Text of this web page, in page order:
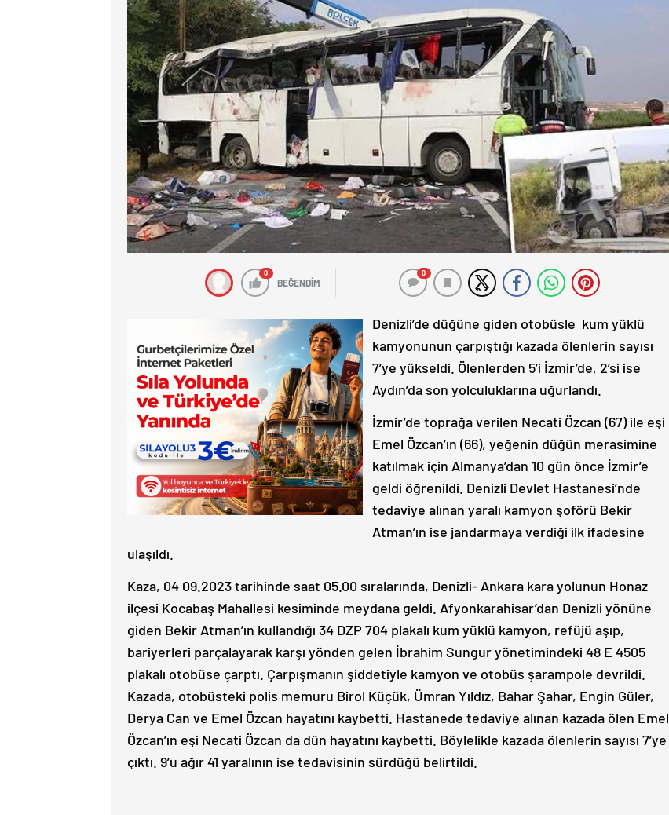
0
BEĞENDİM
0
Denizli’de düğüne giden otobüsle kum yüklü
kamyonunun çarpıştığı kazada ölenlerin sayısı
7’ye yükseldi. Ölenlerden 5’i İzmir’de, 2’si ise
Aydın’da son yolculuklarına uğurlandı.
İzmir’de toprağa verilen Necati Özcan (67) ile eşi
Emel Özcan’ın (66), yeğenin düğün merasimine
katılmak için Almanya’dan 10 gün önce İzmir’e
geldi öğrenildi. Denizli Devlet Hastanesi’nde
tedaviye alınan yaralı kamyon şoförü Bekir
Atman’ın ise jandarmaya verdiği ilk ifadesine
ulaşıldı.
Kaza, 04 09.2023 tarihinde saat 05.00 sıralarında, Denizli- Ankara kara yolunun Honaz
ilçesi Kocabaş Mahallesi kesiminde meydana geldi. Afyonkarahisar’dan Denizli yönüne
giden Bekir Atman’ın kullandığı 34 DZP 704 plakalı kum yüklü kamyon, refüjü aşıp,
bariyerleri parçalayarak karşı yönden gelen İbrahim Sungur yönetimindeki 48 E 4505
plakalı otobüse çarptı. Çarpışmanın şiddetiyle kamyon ve otobüs şarampole devrildi.
Kazada, otobüsteki polis memuru Birol Küçük, Ümran Yıldız, Bahar Şahar, Engin Güler,
Derya Can ve Emel Özcan hayatını kaybetti. Hastanede tedaviye alınan kazada ölen Emel
Özcan’ın eşi Necati Özcan da dün hayatını kaybetti. Böylelikle kazada ölenlerin sayısı 7’ye
çıktı. 9’u ağır 41 yaralının ise tedavisinin sürdüğü belirtildi.